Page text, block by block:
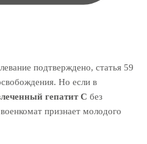
подтверждено, статья 59
Но если в
гепатит С без
признает молодого